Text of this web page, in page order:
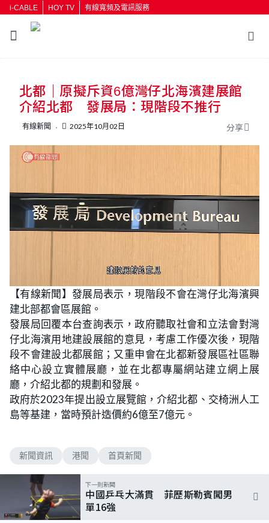
i-CABLE HOY TV 有線寬頻及電訊服務
按輸入鍵開始搜尋
北都｜原擬斥資6億灣仔北海濱建展館
介紹北都 發展局：現階段不推行
有線新聞 2025年10月02日 分享
n
m
t
e
o
a
d
:
5
7
.
4
5
%
【有線新聞】發展局表示，現階段不會在灣仔北海濱興
建北部都會區展館。
發展局回覆本台查詢表示，政府聽取社會和立法會對灣
仔北海濱用地建設展館的意見，考慮工作優次後，現階
段不會建設北都展館；又重申會在北都新發展區社區聯
絡中心設立實體展廳，並在北都專屬網站建立網上展
廳，介紹北都的規劃和發展。
政府於2023年提出設立展覽館，介紹北都、交椅洲人工
島等基建，當時預計造價約6億至7億元。
新聞資訊 港聞 首頁新聞
下一則新聞
中國乒乓大滿貫 菲歷斯勒賓闖男
單16強